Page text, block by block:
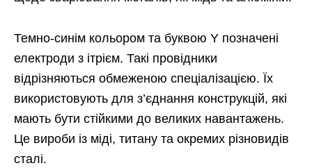
Темно-синім кольором та буквою Y позначені
електроди з ітрієм. Такі провідники
відрізняються обмеженою спеціалізацією. Їх
використовують для з’єднання конструкцій, які
мають бути стійкими до великих навантажень.
Це вироби із міді, титану та окремих різновидів
сталі.